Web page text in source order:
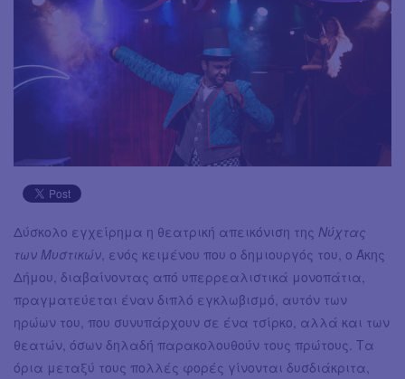
Δύσκολο εγχείρημα η θεατρική απεικόνιση της Νύχτας
των Μυστικών , ενός κειμένου που ο δημιουργός του, ο Άκης
Δήμου, διαβαίνοντας από υπερρεαλιστικά μονοπάτια,
πραγματεύεται έναν διπλό εγκλωβισμό, αυτόν των
ηρώων του, που συνυπάρχουν σε ένα τσίρκο, αλλά και των
θεατών, όσων δηλαδή παρακολουθούν τους πρώτους. Τα
όρια μεταξύ τους πολλές φορές γίνονται δυσδιάκριτα,